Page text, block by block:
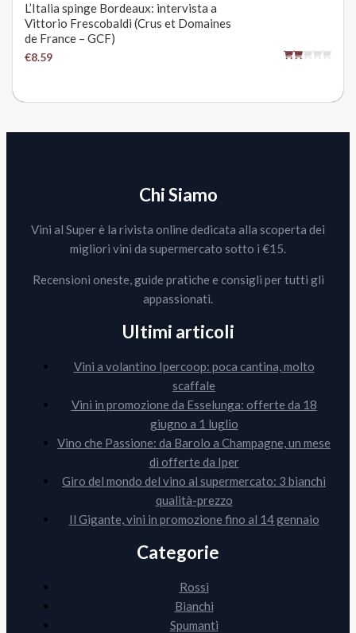
L’Italia spinge Bordeaux: intervista a
Vittorio Frescobaldi (Crus et Domaines
de France – GCF)
€8.59
Chi Siamo
Vini al Super è la rivista online dedicata alla scoperta dei
migliori vini da supermercato sotto i €15.
Recensioni oneste, guide pratiche e consigli per tutti gli
appassionati.
Ultimi articoli
Vini a volantino Ipercoop: poca cantina, molto
scaffale
Vini in promozione da Esselunga: offerte da 18
giugno a 1 luglio
Vino che Passione: da Barolo a Champagne, un mese
di offerte da Iper
Giro del mondo del vino al supermercato: 3 bianchi
qualità-prezzo
Il Gigante, vini in promozione fino al 14 gennaio
Categorie
Rossi
Bianchi
Spumanti